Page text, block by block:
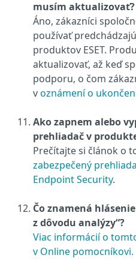
musím aktualizovať?
Áno, zákazníci
používať
produktov ESET.
aktualizovať, až keď
podporu, o čom
voznámení o
Ako zapnem alebo
prehliadač v
Prečítajte si článok o
zabezpečený
Endpoint Security.
Čo znamená
z dôvodu analýzy“?
Viac informácií o
v Online pomocníkovi.